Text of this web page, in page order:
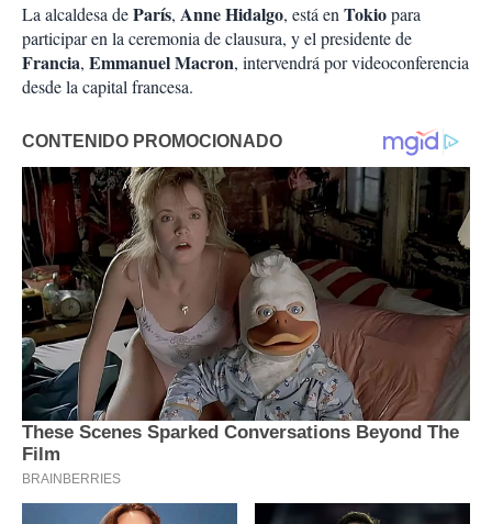
La alcaldesa deParís, Anne Hidalgo, está enTokiopara
participar en la ceremonia de clausura, y el presidente de
Francia, Emmanuel Macron, intervendrá por videoconferencia
desde la capital francesa.